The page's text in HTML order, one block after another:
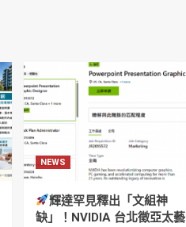
NEWS
輝達罕見釋出「文組神
缺」！NVIDIA 台北徵亞太藝